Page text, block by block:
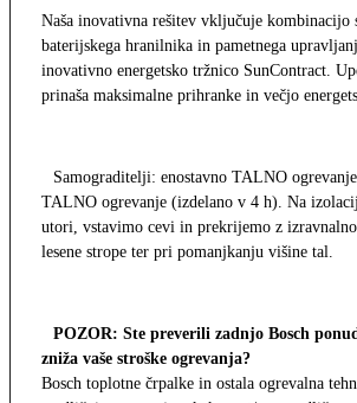
Naša inovativna rešitev vključuje kombinacijo
baterijskega hranilnika in pametnega
inovativno energetsko tržnico SunContract.
prinaša maksimalne prihranke in večjo
Samograditelji: enostavno TALNO
TALNO ogrevanje (izdelano v 4 h). Na
utori, vstavimo cevi in prekrijemo z
lesene strope ter pri pomanjkanju višine tal.
POZOR: Ste preverili zadnjo Bosch
zniža vaše stroške ogrevanja?
Bosch toplotne črpalke in ostala ogrevalna